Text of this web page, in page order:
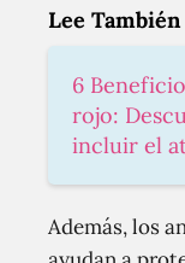
Lee También
6
rojo:
incluir el
Además, los